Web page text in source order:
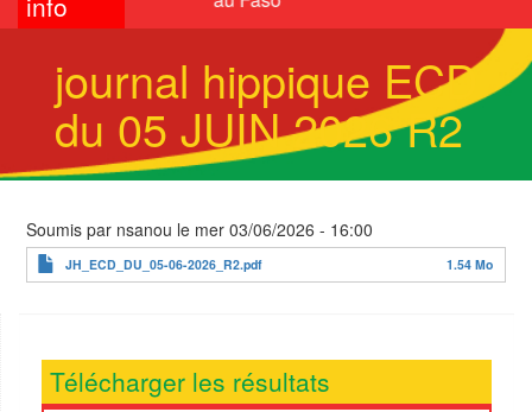
journal hippique ECD
du 05 JUIN 2026 R2
Soumis par nsanou le mer 03/06/2026 - 16:00
JH_ECD_DU_05-06-2026_R2.pdf 1.54 Mo
Télécharger les résultats